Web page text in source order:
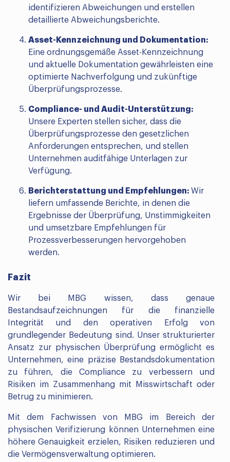
identifizieren Abweichungen und erstellen
detaillierte Abweichungsberichte.
Asset-Kennzeichnung und Dokumentation:
Eine ordnungsgemäße Asset-Kennzeichnung
und aktuelle Dokumentation gewährleisten eine
optimierte Nachverfolgung und zukünftige
Überprüfungsprozesse.
Compliance- und Audit-Unterstützung:
Unsere Experten stellen sicher, dass die
Überprüfungsprozesse den gesetzlichen
Anforderungen entsprechen, und stellen
Unternehmen auditfähige Unterlagen zur
Verfügung.
Berichterstattung und Empfehlungen: Wir
liefern umfassende Berichte, in denen die
Ergebnisse der Überprüfung, Unstimmigkeiten
und umsetzbare Empfehlungen für
Prozessverbesserungen hervorgehoben
werden.
Fazit
Wir bei MBG wissen, dass genaue
Bestandsaufzeichnungen für die finanzielle
Integrität und den operativen Erfolg von
grundlegender Bedeutung sind. Unser strukturierter
Ansatz zur physischen Überprüfung ermöglicht es
Unternehmen, eine präzise Bestandsdokumentation
zu führen, die Compliance zu verbessern und
Risiken im Zusammenhang mit Misswirtschaft oder
Betrug zu minimieren.
Mit dem Fachwissen von MBG im Bereich der
physischen Verifizierung können Unternehmen eine
höhere Genauigkeit erzielen, Risiken reduzieren und
die Vermögensverwaltung optimieren.